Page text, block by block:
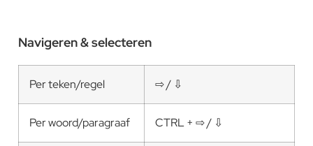
Navigeren & selecteren
Per teken/regel ⇨ / ⇩
Per woord/paragraaf CTRL + ⇨ / ⇩